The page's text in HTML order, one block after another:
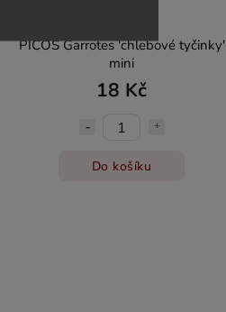
PICOS Garrotes 'chlebové tyčinky'
mini
18 Kč
Do košíku